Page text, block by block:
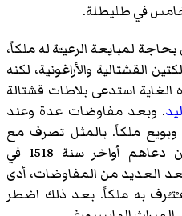
في طليطلة.
لمبايعة الرعيـّة له ملكاً،
القشتالية والأراغونية، لكنه
استدعى بلاطات قشتالة
. وبعد مفاوضات عدة وعند
وبويع ملكاً. بالمثل تصرف مع
دعاهم أواخر سنة 1518 في
العديد من المفاوضات، أدى
به ملكاً. بعد ذلك اضطر